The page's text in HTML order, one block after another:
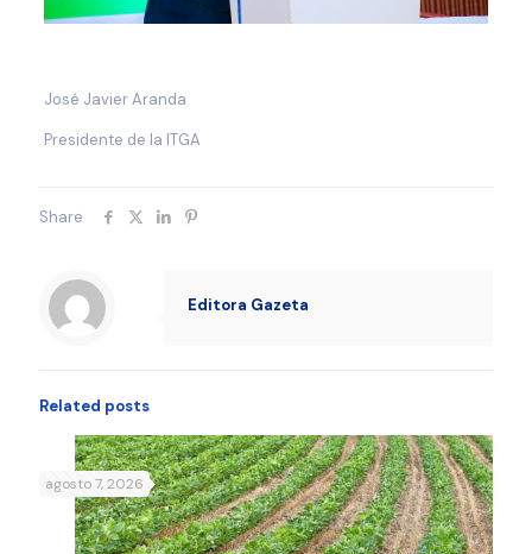
José Javier Aranda
Presidente de la ITGA
Share
Editora Gazeta
Related posts
agosto 7, 2026